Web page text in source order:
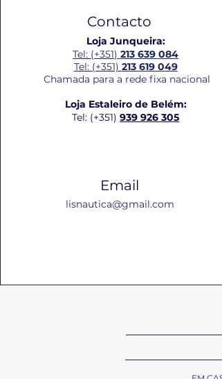
Contacto
Loja Junqueira:
Tel: (+351)213 639 084
Tel: (+351) 213 619 049
Chamada para a rede fixa nacional
Loja Estaleiro de Belém:
Tel: (+351)939 926 305
Email
lisnautica@gmail.com